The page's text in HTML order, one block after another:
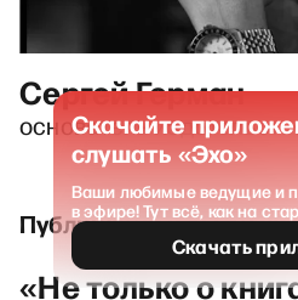
Сергей Герман
основатель
Публикации и выпуски
«Не только о
Скачайте
слушать «Эхо»
Ваши любимые ведущие и
в эфире! Тут всё, как на
Скачать